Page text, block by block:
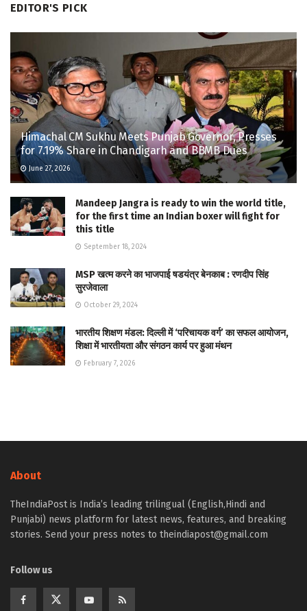
EDITOR'S PICK
Himachal CM Sukhu Meets Punjab Governor, Presses
for 7.19% Share in Chandigarh and BBMB Dues
June 27, 2026
Mandeep Jangra is ready to win the world title,
for the first time an Indian boxer will fight for
this title
September 18, 2024
MSP खत्म करने का भाजपाई षडयंत्र बेनकाब : रणदीप सिंह
सुरजेवाला
October 29, 2024
भारतीय शिक्षण मंडल: दिल्ली में ‘परिचायक वर्ग’ का सफल आयोजन,
शिक्षा में भारतीयता और संगठन कार्य पर हुआ मंथन
February 7, 2026
About
TheIndiaPost is India’s leading trilingual (English,Hindi and
Punjabi) news platform for latest news, features, and breaking
stories. Send your press notes to theindiapost@gmail.com
Follow us